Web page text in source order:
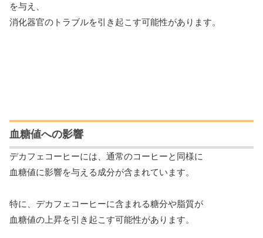
を与え、
消化器官のトラブルを引き起こす可能性があります。
血糖値への影響
デカフェコーヒーには、通常のコーヒーと同様に
血糖値に影響を与える成分が含まれています。
特に、デカフェコーヒーに含まれる糖分や脂質が
血糖値の上昇を引き起こす可能性があります。